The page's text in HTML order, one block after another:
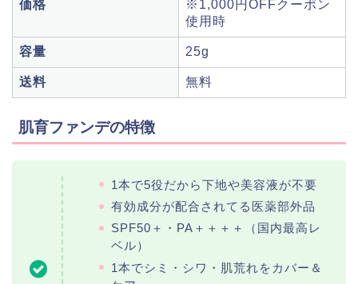
価格
※1,000円OFFクーポン
使用時
容量 25g
送料 無料
肌育ファンデの特徴
1本で5役だから下地や美容液が不要
有効成分が配合されてる医薬部外品
SPF50＋・PA＋＋＋＋（国内最高レ
ベル）
1本でシミ・シワ・肌荒れをカバー＆